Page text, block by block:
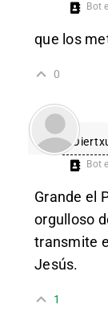
Bot
que los
0
Bot
Grande el
orgulloso
transmite
Jesús.
1